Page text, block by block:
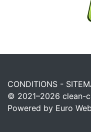
CONDITIONS -
© 2021–2026 clean-
Powered by Euro